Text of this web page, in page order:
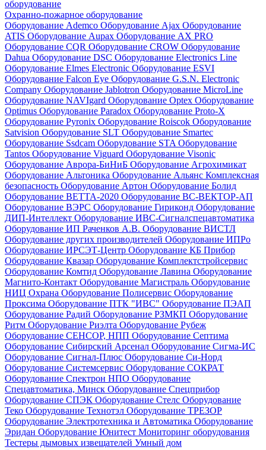
оборудование
Охранно-пожарное оборудование
Оборудование Ademco Оборудование Ajax Оборудование
ATIS Оборудование Aupax Оборудование AX PRO
Оборудование CQR Оборудование CROW Оборудование
Dahua Оборудование DSC Оборудование Electronics Line
Оборудование Elmes Electronic Оборудование ESVI
Оборудование Falcon Eye Оборудование G.S.N. Electronic
Company Оборудование Jablotron Оборудование MicroLine
Оборудование NAVIgard Оборудование Optex Оборудование
Optimus Оборудование Paradox Оборудование Proto-X
Оборудование Pyronix Оборудование Roiscok Оборудование
Satvision Оборудование SLT Оборудование Smartec
Оборудование Ssdcam Оборудование STA Оборудование
Tantos Оборудование Viguard Оборудование Visonic
Оборудование Аврора-БиНиБ Оборудование Агрохимикат
Оборудование Альтоника Оборудование Альянс Комплексная
безопасность Оборудование Артон Оборудование Болид
Оборудование ВЕТТА-2020 Оборудование ВС-ВЕКТОР-АП
Оборудование ВЭРС Оборудование Гириконд Оборудование
ДИП-Интеллект Оборудование ИВС-Сигналспецавтоматика
Оборудование ИП Раченков А.В. Оборудование ВИСТЛ
Оборудование других производителей Оборудование ИПРо
Оборудование ИРСЭТ-Центр Оборудование КБ Прибор
Оборудование Квазар Оборудование Комплектстройсервис
Оборудование Комтид Оборудование Лавина Оборудование
Магнито-Контакт Оборудование Магистраль Оборудование
НИЦ Охрана Оборудование Полисервис Оборудование
Проксима Оборудование ПТК "ИВС" Оборудование ПЭАП
Оборудование Радий Оборудование РЗМКП Оборудование
Ритм Оборудование Риэлта Оборудование Рубеж
Оборудование СЕНСОР, НПП Оборудование Септима
Оборудование Сибирский Арсенал Оборудование Сигма-ИС
Оборудование Сигнал-Плюс Оборудование Си-Норд
Оборудование Системсервис Оборудование СОКРАТ
Оборудование Спектрон НПО Оборудование
Спецавтоматика, Минск Оборудование Спецприбор
Оборудование СПЭК Оборудование Стелс Оборудование
Теко Оборудование Технотэл Оборудование ТРЕЗОР
Оборудование Электротехника и Автоматика Оборудование
Эридан Оборудование Юнитест Мониторинг оборудования
Тестеры дымовых извещателей Умный дом